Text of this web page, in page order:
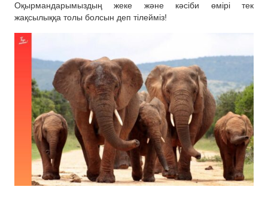
Оқырмандарымыздың жеке және кәсіби өмірі тек
жақсылыққа толы болсын деп тілейміз!